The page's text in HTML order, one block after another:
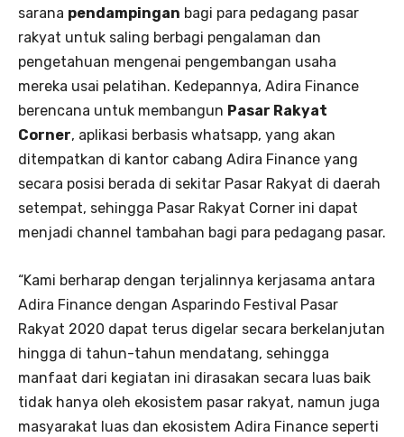
sarana pendampingan bagi para pedagang pasar
rakyat untuk saling berbagi pengalaman dan
pengetahuan mengenai pengembangan usaha
mereka usai pelatihan. Kedepannya, Adira Finance
berencana untuk membangun Pasar Rakyat
Corner, aplikasi berbasis whatsapp, yang akan
ditempatkan di kantor cabang Adira Finance yang
secara posisi berada di sekitar Pasar Rakyat di daerah
setempat, sehingga Pasar Rakyat Corner ini dapat
menjadi channel tambahan bagi para pedagang pasar.
“Kami berharap dengan terjalinnya kerjasama antara
Adira Finance dengan Asparindo Festival Pasar
Rakyat 2020 dapat terus digelar secara berkelanjutan
hingga di tahun-tahun mendatang, sehingga
manfaat dari kegiatan ini dirasakan secara luas baik
tidak hanya oleh ekosistem pasar rakyat, namun juga
masyarakat luas dan ekosistem Adira Finance seperti